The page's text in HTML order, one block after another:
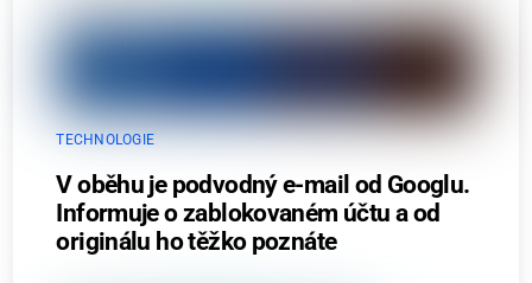
TECHNOLOGIE
V oběhu je podvodný e-mail od Googlu.
Informuje o zablokovaném účtu a od
originálu ho těžko poznáte